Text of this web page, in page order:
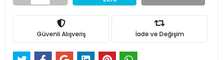
Güvenli Alışveriş İade ve Değişim